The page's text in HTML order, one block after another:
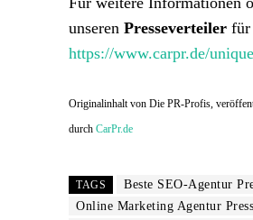
unseren Presseverteiler für
https://www.carpr.de/
Originalinhalt von Die PR-Profis,
durch CarPr.de
TAGS Beste SEO-Agentur
Online Marketing Agentur